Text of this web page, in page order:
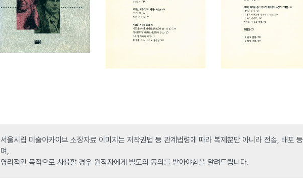
서울시립 미술아카이브 소장자료 이미지는 저작권법 등 관계법령에 따라 복제뿐만 아니라 전송, 배포
며,
영리적인 목적으로 사용할 경우 원작자에게 별도의 동의를 받아야함을 알려드립니다.